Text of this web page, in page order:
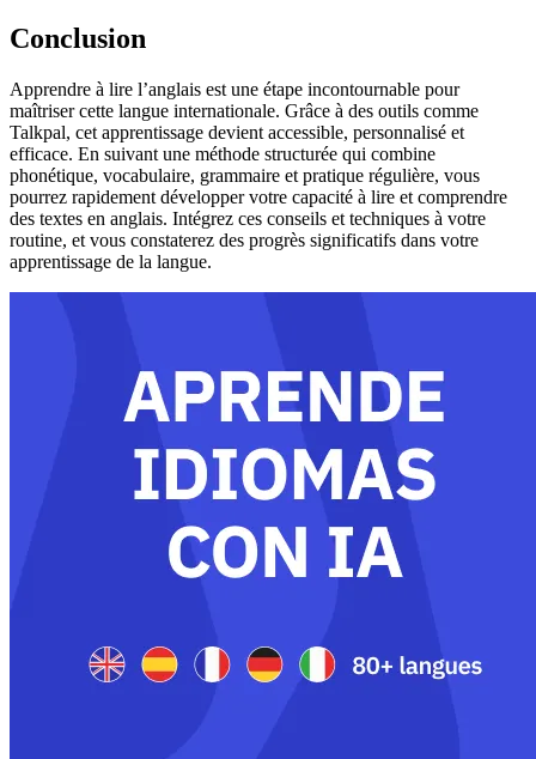
Conclusion
Apprendre à lire l’anglais est une étape incontournable pour
maîtriser cette langue internationale. Grâce à des outils comme
Talkpal, cet apprentissage devient accessible, personnalisé et
efficace. En suivant une méthode structurée qui combine
phonétique, vocabulaire, grammaire et pratique régulière, vous
pourrez rapidement développer votre capacité à lire et comprendre
des textes en anglais. Intégrez ces conseils et techniques à votre
routine, et vous constaterez des progrès significatifs dans votre
apprentissage de la langue.